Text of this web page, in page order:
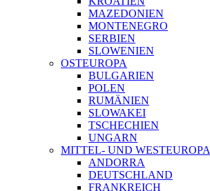
MAZEDONIEN
MONTENEGRO
SERBIEN
SLOWENIEN
OSTEUROPA
BULGARIEN
POLEN
RUMÄNIEN
SLOWAKEI
TSCHECHIEN
UNGARN
MITTEL- UND WESTEUROPA
ANDORRA
DEUTSCHLAND
FRANKREICH